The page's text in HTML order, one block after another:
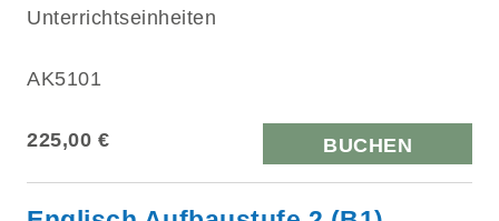
Unterrichtseinheiten
AK5101
225,00 € BUCHEN